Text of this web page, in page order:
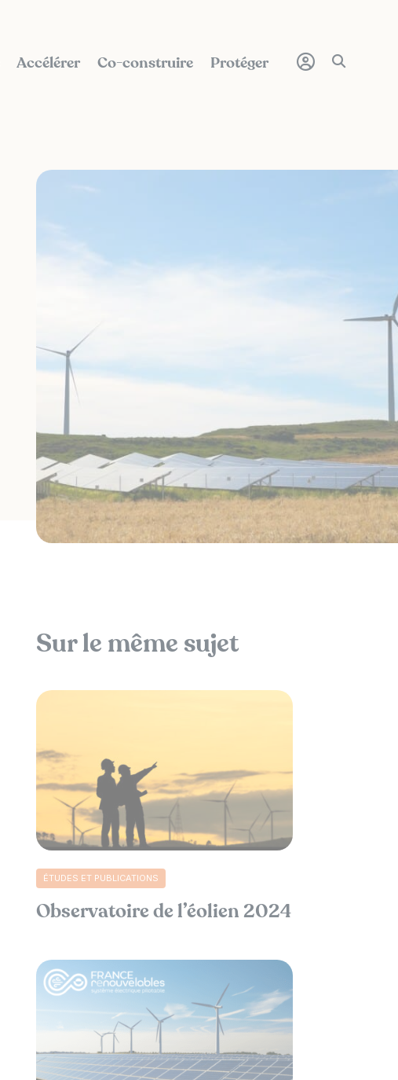
Accélérer Co-construire Protéger
Sur le même sujet
ÉTUDES ET PUBLICATIONS
Observatoire de l’éolien 2024